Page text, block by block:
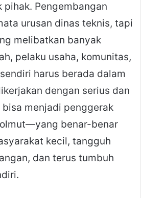
pihak. Pengembangan
urusan dinas teknis, tapi
melibatkan banyak
pelaku usaha, komunitas,
harus berada dalam
dengan serius dan
bisa menjadi penggerak
benar-benar
kecil, tangguh
dan terus tumbuh